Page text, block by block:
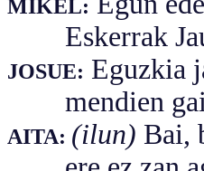
MIKEL:
Eskerrak
JOSUE: Eguzkia
mendien
AITA: (ilun) Bai,